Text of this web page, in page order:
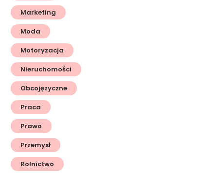
Marketing
Moda
Motoryzacja
Nieruchomości
Obcojęzyczne
Praca
Prawo
Przemysł
Rolnictwo